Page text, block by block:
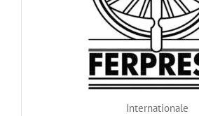
Internationale